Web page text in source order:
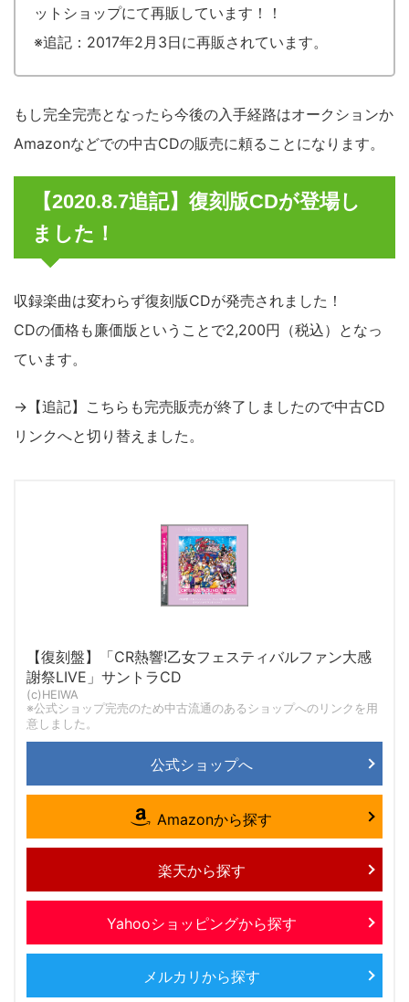
ットショップにて再販しています！！
※追記：2017年2月3日に再販されています。
もし完全完売となったら今後の入手経路はオークションか
Amazonなどでの中古CDの販売に頼ることになります。
【2020.8.7追記】復刻版CDが登場し
ました！
収録楽曲は変わらず復刻版CDが発売されました！
CDの価格も廉価版ということで2,200円（税込）となっ
ています。
→【追記】こちらも完売販売が終了しましたので中古CD
リンクへと切り替えました。
【復刻盤】「CR熱響!乙女フェスティバルファン大感
謝祭LIVE」サントラCD
(c)HEIWA
※公式ショップ完売のため中古流通のあるショップへのリンクを用
意しました。
公式ショップへ
Amazonから探す
楽天から探す
Yahooショッピングから探す
メルカリから探す